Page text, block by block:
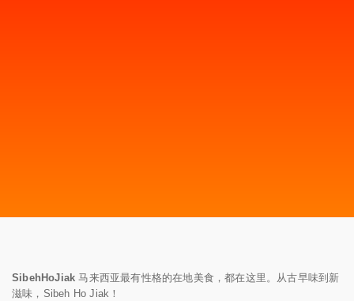
SibehHoJiak 马来西亚最有性格的在地美食，都在这里。从古早味到新
滋味，Sibeh Ho Jiak！